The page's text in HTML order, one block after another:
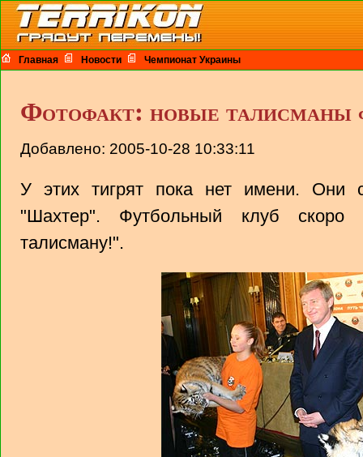
Главная Новости Чемпионат Украины
Фотофакт: новые
Добавлено: 2005-10-28 10:33:11
У этих тигрят пока нет имени. Они
"Шахтер". Футбольный клуб
талисману!".